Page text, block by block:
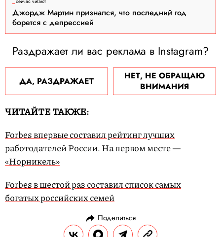
Джордж Мартин признался, что последний год
борется с депрессией
Раздражает ли вас реклама в Instagram?
ДА, РАЗДРАЖАЕТ
НЕТ, НЕ ОБРАЩАЮ
ВНИМАНИЯ
ЧИТАЙТЕ ТАКЖЕ:
Forbes впервые составил рейтинг лучших
работодателей России. На первом месте —
«Норникель»
Forbes в шестой раз составил список самых
богатых российских семей
Поделиться